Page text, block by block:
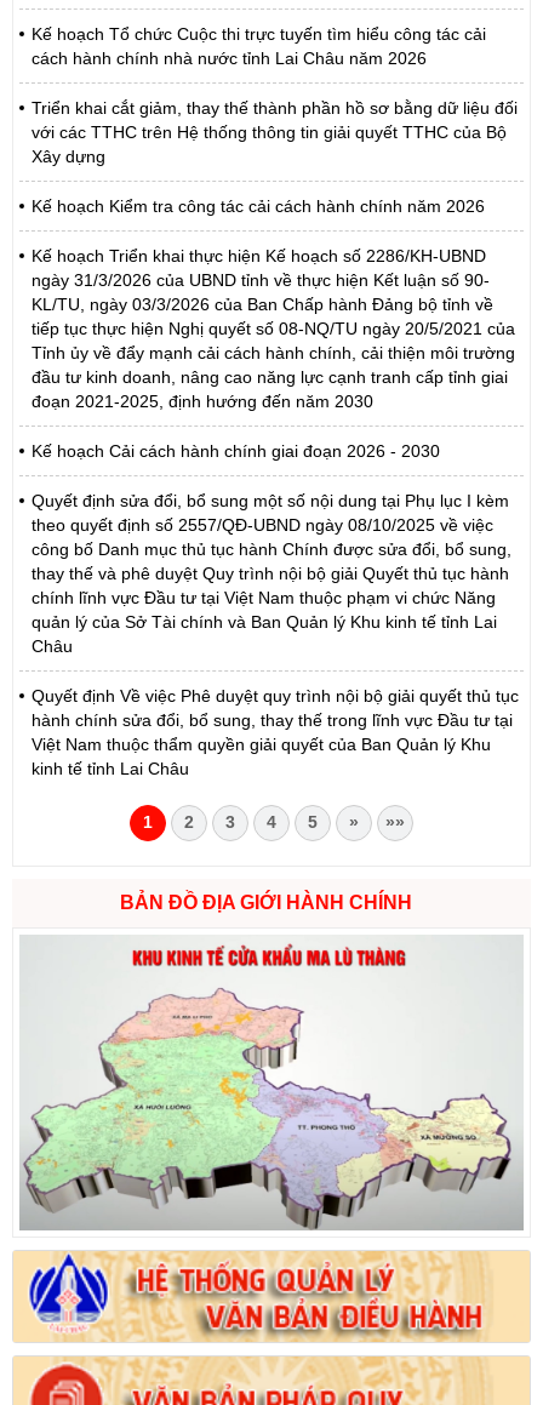
Kế hoạch Tổ chức Cuộc thi trực tuyến tìm hiểu công tác cải
cách hành chính nhà nước tỉnh Lai Châu năm 2026
Triển khai cắt giảm, thay thế thành phần hồ sơ bằng dữ liệu đối
với các TTHC trên Hệ thống thông tin giải quyết TTHC của Bộ
Xây dựng
Kế hoạch Kiểm tra công tác cải cách hành chính năm 2026
Kế hoạch Triển khai thực hiện Kế hoạch số 2286/KH-UBND
ngày 31/3/2026 của UBND tỉnh về thực hiện Kết luận số 90-
KL/TU, ngày 03/3/2026 của Ban Chấp hành Đảng bộ tỉnh về
tiếp tục thực hiện Nghị quyết số 08-NQ/TU ngày 20/5/2021 của
Tỉnh ủy về đẩy mạnh cải cách hành chính, cải thiện môi trường
đầu tư kinh doanh, nâng cao năng lực cạnh tranh cấp tỉnh giai
đoạn 2021-2025, định hướng đến năm 2030
Kế hoạch Cải cách hành chính giai đoạn 2026 - 2030
Quyết định sửa đổi, bổ sung một số nội dung tại Phụ lục I kèm
theo quyết định số 2557/QĐ-UBND ngày 08/10/2025 về việc
công bố Danh mục thủ tục hành Chính được sửa đổi, bổ sung,
thay thế và phê duyệt Quy trình nội bộ giải Quyết thủ tục hành
chính lĩnh vực Đầu tư tại Việt Nam thuộc phạm vi chức Năng
quản lý của Sở Tài chính và Ban Quản lý Khu kinh tế tỉnh Lai
Châu
Quyết định Về việc Phê duyệt quy trình nội bộ giải quyết thủ tục
hành chính sửa đổi, bổ sung, thay thế trong lĩnh vực Đầu tư tại
Việt Nam thuộc thẩm quyền giải quyết của Ban Quản lý Khu
kinh tế tỉnh Lai Châu
1 2 3 4 5 » »»
BẢN ĐỒ ĐỊA GIỚI HÀNH CHÍNH